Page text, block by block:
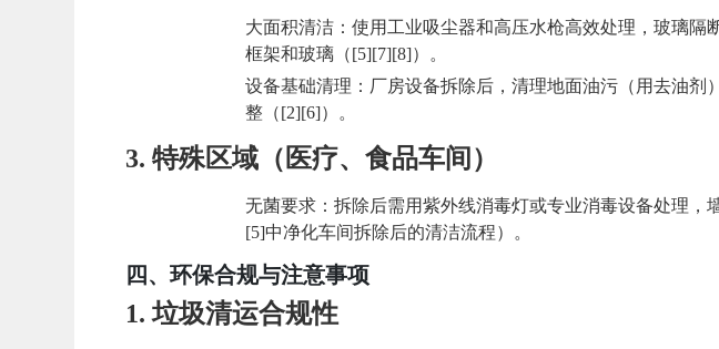
大面积清洁：使用工业吸尘器和高压水枪高效处理，玻璃隔
框架和玻璃（[5][7][8]）。
设备基础清理 ：厂房设备拆除后，清理地面油污（用去油剂
整（[2][6]）。
3.特殊区域（医疗、食品车间）
无菌要求：拆除后需用紫外线消毒灯或专业消毒设备处理，
[5]中净化车间拆除后的清洁流程）。
四、环保合规与注意事项
1.垃圾清运合规性